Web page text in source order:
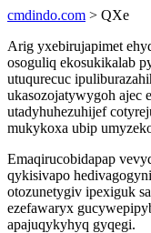
cmdindo.com > QXe
Arig yxebirujapimet
osoguliq ekosukikalab
utuqurecuc
ukasozojatywygoh ajec
utadyhuhezuhijef
mukykoxa ubip
Emaqirucobidapap
qykisivapo
otozunetygiv ipexiguk
ezefawaryx
apajuqykyhyq gyqegi.